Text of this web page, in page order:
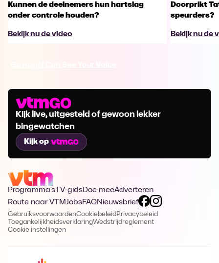
Kunnen de deelnemers hun hartslag
onder controle houden?
Bekijk nu de video
Doorprikt
speurders?
Bekijk nu de
Kijk live, uitgesteld of gewoon lekker
bingewatchen
Kijk op
Programma's TV-gidsDoe meeAdverteren
Route naar VTMJobsFAQNieuwsbrief
GebruiksvoorwaardenCookiebeleid Privacybeleid
ToegankelijkheidsverklaringWedstrijdreglement
Cookie instellingen